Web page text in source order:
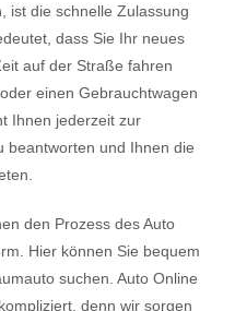
ist die schnelle Zulassung
dass Sie Ihr neues
auf der Straße fahren
einen Gebrauchtwagen
Ihnen jederzeit zur
beantworten und Ihnen die
den Prozess des Auto
Hier können Sie bequem
suchen. Auto Online
denn wir sorgen